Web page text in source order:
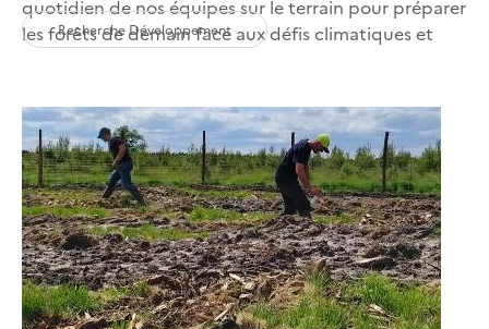
quotidien de nos équipes sur le terrain pour préparer
les forêts de demain face aux défis climatiques et
Recherche Développement